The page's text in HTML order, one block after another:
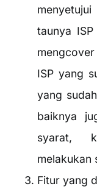
taunya
ISP yang
yang
baiknya
syarat,
melakukan
Fitur yang